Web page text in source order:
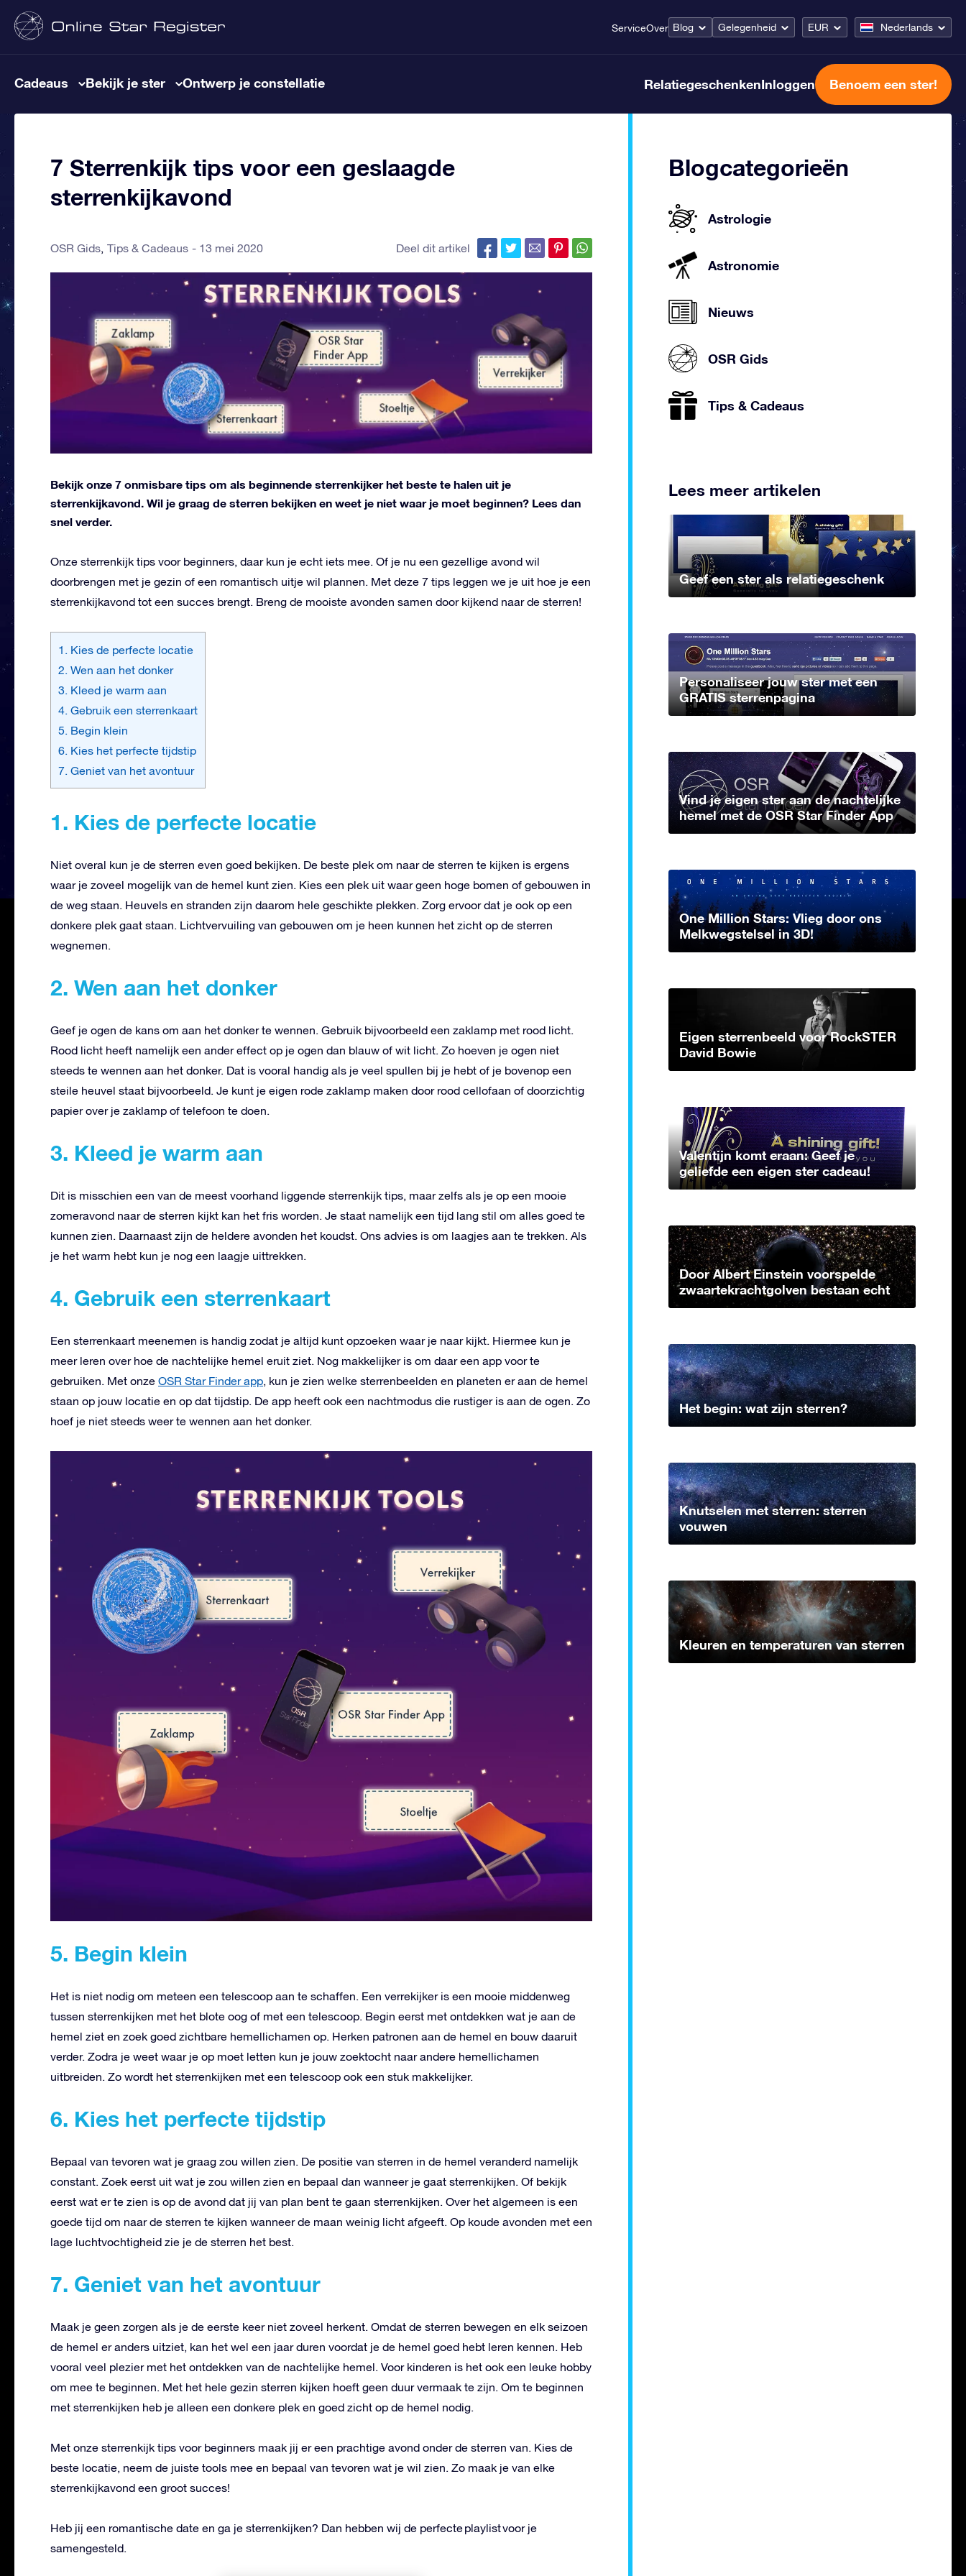
ServiceOver Blog Gelegenheid EUR Nederlands
Cadeaus Bekijk je ster Ontwerp je constellatie RelatiegeschenkenInloggen Benoem een ster!
7 Sterrenkijk tips voor een geslaagde
sterrenkijkavond
OSR Gids Tips & Cadeaus 13 mei 2020 Deel dit artikel
Bekijk onze 7 onmisbare tips om als beginnende sterrenkijker het beste te halen uit je
sterrenkijkavond. Wil je graag de sterren bekijken en weet je niet waar je moet beginnen? Lees dan
snel verder.
Onze sterrenkijk tips voor beginners, daar kun je echt iets mee. Of je nu een gezellige avond wil
doorbrengen met je gezin of een romantisch uitje wil plannen. Met deze 7 tips leggen we je uit hoe je een
sterrenkijkavond tot een succes brengt. Breng de mooiste avonden samen door kijkend naar de sterren!
1. Kies de perfecte locatie
2. Wen aan het donker
3. Kleed je warm aan
4. Gebruik een sterrenkaart
5. Begin klein
6. Kies het perfecte tijdstip
7. Geniet van het avontuur
1. Kies de perfecte locatie
Niet overal kun je de sterren even goed bekijken. De beste plek om naar de sterren te kijken is ergens
waar je zoveel mogelijk van de hemel kunt zien. Kies een plek uit waar geen hoge bomen of gebouwen in
de weg staan. Heuvels en stranden zijn daarom hele geschikte plekken. Zorg ervoor dat je ook op een
donkere plek gaat staan. Lichtvervuiling van gebouwen om je heen kunnen het zicht op de sterren
wegnemen.
2. Wen aan het donker
Geef je ogen de kans om aan het donker te wennen. Gebruik bijvoorbeeld een zaklamp met rood licht.
Rood licht heeft namelijk een ander effect op je ogen dan blauw of wit licht. Zo hoeven je ogen niet
steeds te wennen aan het donker. Dat is vooral handig als je veel spullen bij je hebt of je bovenop een
steile heuvel staat bijvoorbeeld. Je kunt je eigen rode zaklamp maken door rood cellofaan of doorzichtig
papier over je zaklamp of telefoon te doen.
3. Kleed je warm aan
Dit is misschien een van de meest voorhand liggende sterrenkijk tips, maar zelfs als je op een mooie
zomeravond naar de sterren kijkt kan het fris worden. Je staat namelijk een tijd lang stil om alles goed te
kunnen zien. Daarnaast zijn de heldere avonden het koudst. Ons advies is om laagjes aan te trekken. Als
je het warm hebt kun je nog een laagje uittrekken.
4. Gebruik een sterrenkaart
Een sterrenkaart meenemen is handig zodat je altijd kunt opzoeken waar je naar kijkt. Hiermee kun je
meer leren over hoe de nachtelijke hemel eruit ziet. Nog makkelijker is om daar een app voor te
gebruiken. Met onze OSR Star Finder app, kun je zien welke sterrenbeelden en planeten er aan de hemel
staan op jouw locatie en op dat tijdstip. De app heeft ook een nachtmodus die rustiger is aan de ogen. Zo
hoef je niet steeds weer te wennen aan het donker.
5. Begin klein
Het is niet nodig om meteen een telescoop aan te schaffen. Een verrekijker is een mooie middenweg
tussen sterrenkijken met het blote oog of met een telescoop. Begin eerst met ontdekken wat je aan de
hemel ziet en zoek goed zichtbare hemellichamen op. Herken patronen aan de hemel en bouw daaruit
verder. Zodra je weet waar je op moet letten kun je jouw zoektocht naar andere hemellichamen
uitbreiden. Zo wordt het sterrenkijken met een telescoop ook een stuk makkelijker.
6. Kies het perfecte tijdstip
Bepaal van tevoren wat je graag zou willen zien. De positie van sterren in de hemel veranderd namelijk
constant. Zoek eerst uit wat je zou willen zien en bepaal dan wanneer je gaat sterrenkijken. Of bekijk
eerst wat er te zien is op de avond dat jij van plan bent te gaan sterrenkijken. Over het algemeen is een
goede tijd om naar de sterren te kijken wanneer de maan weinig licht afgeeft. Op koude avonden met een
lage luchtvochtigheid zie je de sterren het best.
7. Geniet van het avontuur
Maak je geen zorgen als je de eerste keer niet zoveel herkent. Omdat de sterren bewegen en elk seizoen
de hemel er anders uitziet, kan het wel een jaar duren voordat je de hemel goed hebt leren kennen. Heb
vooral veel plezier met het ontdekken van de nachtelijke hemel. Voor kinderen is het ook een leuke hobby
om mee te beginnen. Met het hele gezin sterren kijken hoeft geen duur vermaak te zijn. Om te beginnen
met sterrenkijken heb je alleen een donkere plek en goed zicht op de hemel nodig.
Met onze sterrenkijk tips voor beginners maak jij er een prachtige avond onder de sterren van. Kies de
beste locatie, neem de juiste tools mee en bepaal van tevoren wat je wil zien. Zo maak je van elke
sterrenkijkavond een groot succes!
Heb jij een romantische date en ga je sterrenkijken? Dan hebben wij de perfecte playlist voor je
samengesteld.
Blogcategorieën
Astrologie
Astronomie
Nieuws
OSR Gids
Tips & Cadeaus
Lees meer artikelen
Geef een ster als relatiegeschenk
Personaliseer jouw ster met een
GRATIS sterrenpagina
Vind je eigen ster aan de nachtelijke
hemel met de OSR Star Finder App
One Million Stars: Vlieg door ons
Melkwegstelsel in 3D!
Eigen sterrenbeeld voor RockSTER
David Bowie
Valentijn komt eraan: Geef je
geliefde een eigen ster cadeau!
Door Albert Einstein voorspelde
zwaartekrachtgolven bestaan echt
Het begin: wat zijn sterren?
Knutselen met sterren: sterren
vouwen
Kleuren en temperaturen van sterren